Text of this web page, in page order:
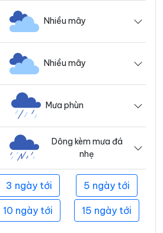
Nhiều mây
Nhiều mây
Mưa phùn
Dông kèm mưa đá
nhẹ
3 ngày tới 5 ngày tới
10 ngày tới 15 ngày tới